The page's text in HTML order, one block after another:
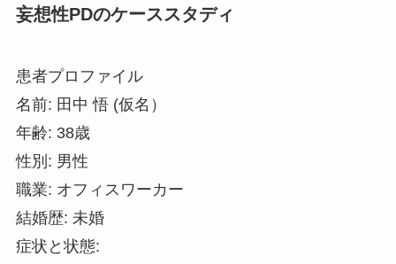
妄想性PDのケーススタディ
患者プロファイル
名前: 田中 悟 (仮名）
年齢: 38歳
性別: 男性
職業: オフィスワーカー
結婚歴: 未婚
症状と状態: